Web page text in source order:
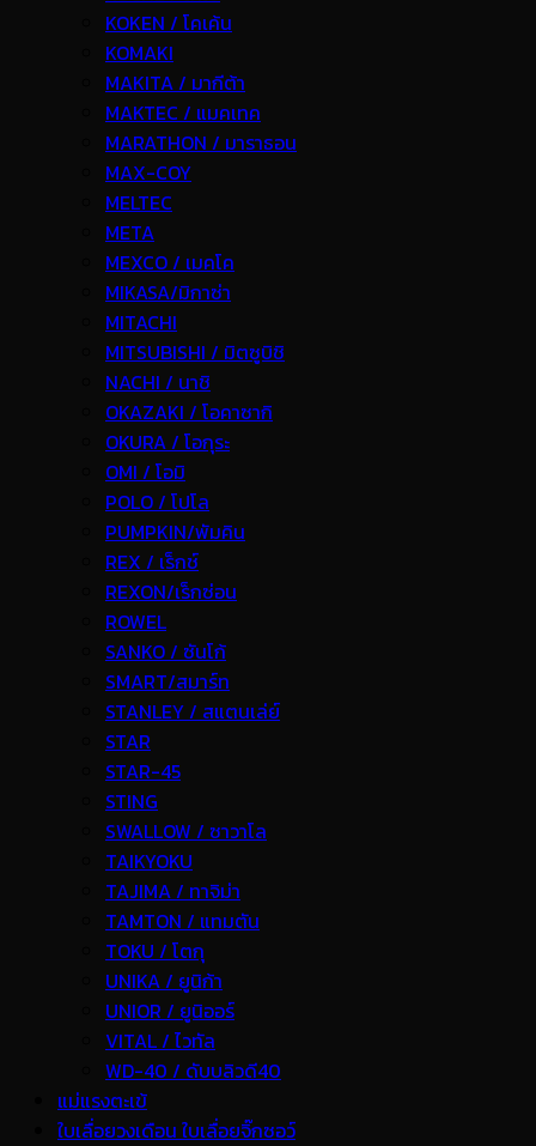
KOKEN / โคเค้น
KOMAKI
MAKITA / มากีต้า
MAKTEC / แมคเทค
MARATHON / มาราธอน
MAX-COY
MELTEC
META
MEXCO / เมคโค
MIKASA/มิกาซ่า
MITACHI
MITSUBISHI / มิตซูบิชิ
NACHI / นาชิ
OKAZAKI / โอคาซากิ
OKURA / โอกุระ
OMI / โอมิ
POLO / โปโล
PUMPKIN/พัมคิน
REX / เร็กช์
REXON/เร็กซ่อน
ROWEL
SANKO / ซันโก้
SMART/สมาร์ท
STANLEY / สแตนเล่ย์
STAR
STAR-45
STING
SWALLOW / ซาวาโล
TAIKYOKU
TAJIMA / ทาจิม่า
TAMTON / แทมตัน
TOKU / โตกุ
UNIKA / ยูนิก้า
UNIOR / ยูนิออร์
VITAL / ไวทัล
WD-40 / ดับบลิวดี40
แม่แรงตะเข้
ใบเลื่อยวงเดือน ใบเลื่อยจิ๊กซอว์